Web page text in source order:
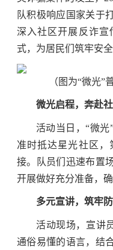
队积极响应国家关于
深入社区开展反诈宣
式，为居民们筑牢安
（图为“微光”
微光启程，奔赴
活动当日，“微
准时抵达星光社区
接。队员们迅速布置
开展做好充分准备，
多元宣讲，筑牢
活动现场，宣讲
通俗易懂的语言，结